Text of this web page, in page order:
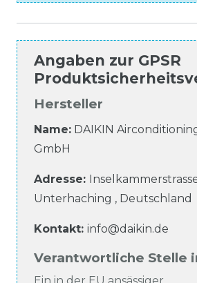
Angaben zur GPSR
Hersteller
Name: DAIKIN
GmbH
Adresse:
Unterhaching , Deutschland
Kontakt: info@daikin.de
Verantwortliche Stelle